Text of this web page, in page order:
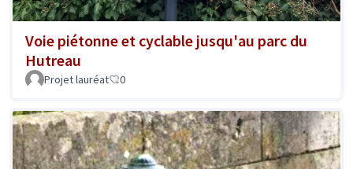
Voie piétonne et cyclable jusqu'au parc du
Hutreau
Projet lauréat 0